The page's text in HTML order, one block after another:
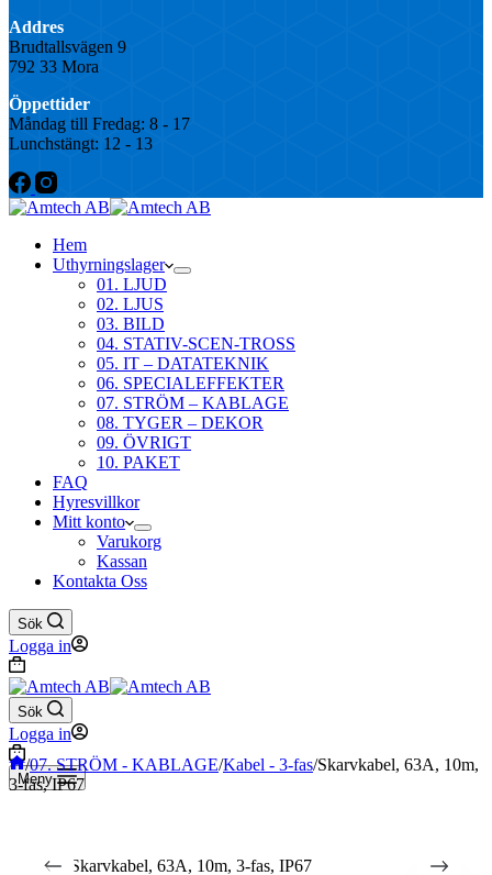
Addres
Brudtallsvägen 9
792 33 Mora
Öppettider
Måndag till Fredag: 8 - 17
Lunchstängt: 12 - 13
Hem
Uthyrningslager
01. LJUD
02. LJUS
03. BILD
04. STATIV-SCEN-TROSS
05. IT – DATATEKNIK
06. SPECIALEFFEKTER
07. STRÖM – KABLAGE
08. TYGER – DEKOR
09. ÖVRIGT
10. PAKET
FAQ
Hyresvillkor
Mitt konto
Varukorg
Kassan
Kontakta Oss
Sök
Logga in
Varukorg
Sök
Logga in
Varukorg
Meny
Hem
/07. STRÖM - KABLAGE/Kabel - 3-fas/Skarvkabel, 63A, 10m,
3-fas, IP67